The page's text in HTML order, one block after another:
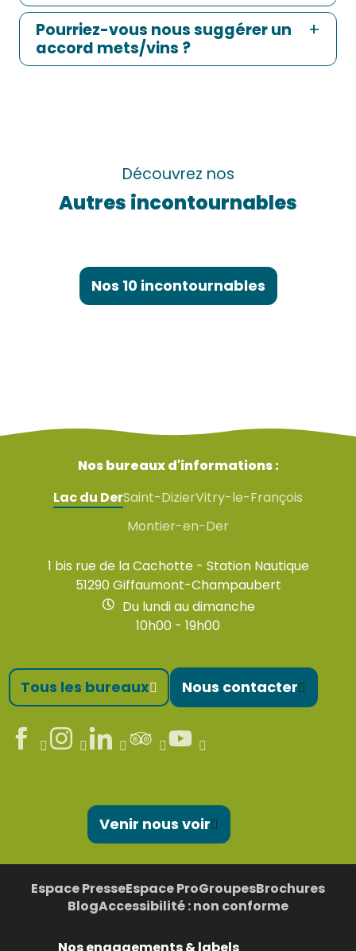
Pourriez-vous nous suggérer un
accord mets/vins ?
Découvrez nos
Autres incontournables
Nos 10 incontournables
Nos bureaux d'informations :
Lac du DerSaint-DizierVitry-le-François
Montier-en-Der
1 bis rue de la Cachotte - Station Nautique
51290 Giffaumont-Champaubert
Du lundi au dimanche
10h00 - 19h00
Tous les bureaux Nous contacter
Venir nous voir
Espace PresseEspace ProGroupesBrochures
BlogAccessibilité : non conforme